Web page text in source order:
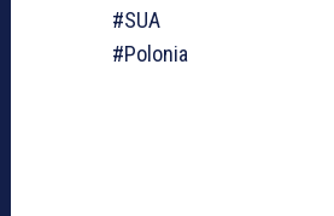
#SUA
#Polonia